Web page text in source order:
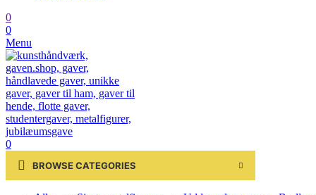
0
0
Menu
0
BROWSE CATEGORIES